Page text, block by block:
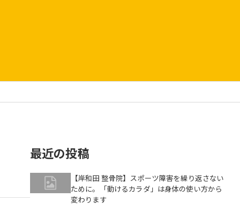
最近の投稿
【岸和田 整骨院】スポーツ障害を繰り返さない
ために。「動けるカラダ」は身体の使い方から
変わります